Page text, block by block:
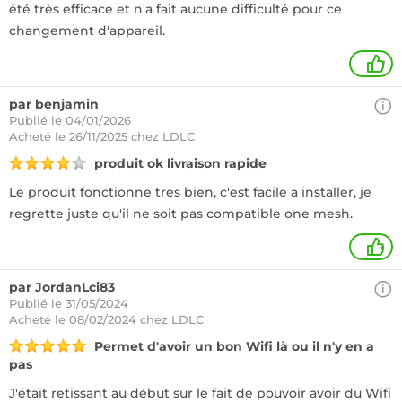
été très efficace et n'a fait aucune difficulté pour ce
changement d'appareil.
1
par benjamin
Publié le 04/01/2026
Acheté le 26/11/2025 chez LDLC
produit ok livraison rapide
Le produit fonctionne tres bien, c'est facile a installer, je
regrette juste qu'il ne soit pas compatible one mesh.
+
par JordanLci83
Publié le 31/05/2024
Acheté le 08/02/2024 chez LDLC
Permet d'avoir un bon Wifi là ou il n'y en a
pas
J'était retissant au début sur le fait de pouvoir avoir du Wifi